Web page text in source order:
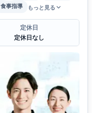
食事指導 もっと見る
定休日
定休日なし